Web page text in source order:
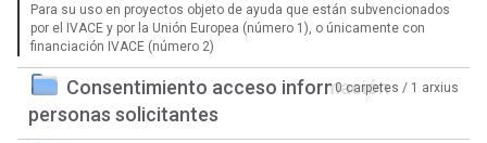
Para su uso en proyectos objeto de ayuda que están subvencionados
por el IVACE y por la Unión Europea (número 1), o únicamente con
financiación IVACE (número 2)
Consentimiento acceso información
personas solicitantes
0 carpetes / 1 arxius